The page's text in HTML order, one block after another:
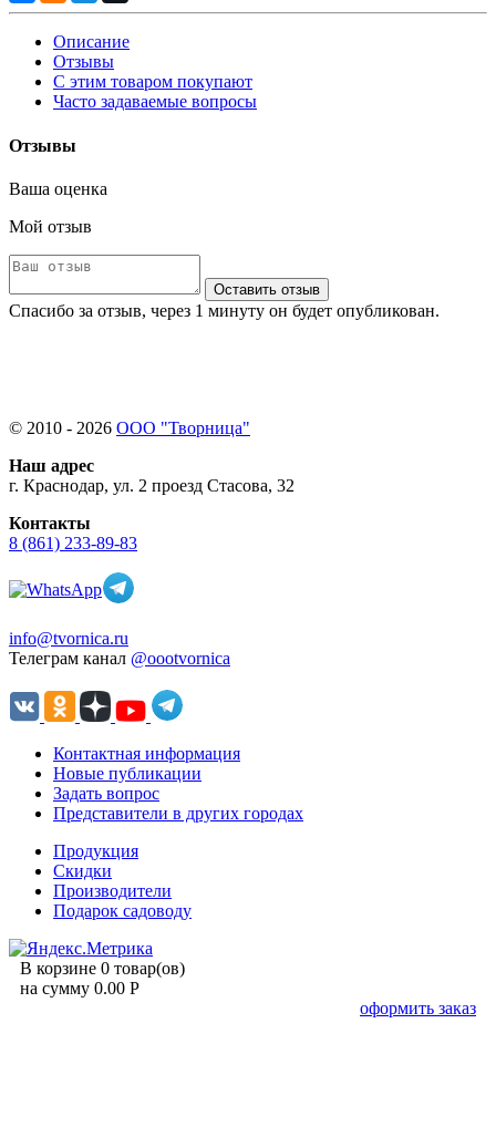
Описание
Отзывы
С этим товаром покупают
Часто задаваемые вопросы
Отзывы
Ваша оценка
Мой отзыв
Оставить отзыв
Спасибо за отзыв, через 1 минуту он будет опубликован.
© 2010 - 2026 ООО "Творница"
Наш адрес
г. Краснодар, ул. 2 проезд Стасова, 32
Контакты
8 (861) 233-89-83
info@tvornica.ru
Телеграм канал @oootvornica
Контактная информация
Новые публикации
Задать вопрос
Представители в других городах
Продукция
Скидки
Производители
Подарок садоводу
В корзине 0 товар(ов)
на сумму 0.00 Р
оформить заказ